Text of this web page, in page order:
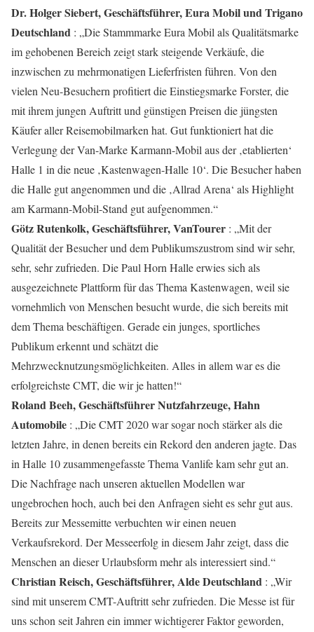
Dr. Holger Siebert, Geschäftsführer, Eura Mobil und Trigano
Deutschland : „Die Stammmarke Eura Mobil als Qualitätsmarke
im gehobenen Bereich zeigt stark steigende Verkäufe, die
inzwischen zu mehrmonatigen Lieferfristen führen. Von den
vielen Neu-Besuchern profitiert die Einstiegsmarke Forster, die
mit ihrem jungen Auftritt und günstigen Preisen die jüngsten
Käufer aller Reisemobilmarken hat. Gut funktioniert hat die
Verlegung der Van-Marke Karmann-Mobil aus der ‚etablierten‘
Halle 1 in die neue ‚Kastenwagen-Halle 10‘. Die Besucher haben
die Halle gut angenommen und die ‚Allrad Arena‘ als Highlight
am Karmann-Mobil-Stand gut aufgenommen.“
Götz Rutenkolk, Geschäftsführer, VanTourer : „Mit der
Qualität der Besucher und dem Publikumszustrom sind wir sehr,
sehr, sehr zufrieden. Die Paul Horn Halle erwies sich als
ausgezeichnete Plattform für das Thema Kastenwagen, weil sie
vornehmlich von Menschen besucht wurde, die sich bereits mit
dem Thema beschäftigen. Gerade ein junges, sportliches
Publikum erkennt und schätzt die
Mehrzwecknutzungsmöglichkeiten. Alles in allem war es die
erfolgreichste CMT, die wir je hatten!“
Roland Beeh, Geschäftsführer Nutzfahrzeuge, Hahn
Automobile : „Die CMT 2020 war sogar noch stärker als die
letzten Jahre, in denen bereits ein Rekord den anderen jagte. Das
in Halle 10 zusammengefasste Thema Vanlife kam sehr gut an.
Die Nachfrage nach unseren aktuellen Modellen war
ungebrochen hoch, auch bei den Anfragen sieht es sehr gut aus.
Bereits zur Messemitte verbuchten wir einen neuen
Verkaufsrekord. Der Messeerfolg in diesem Jahr zeigt, dass die
Menschen an dieser Urlaubsform mehr als interessiert sind.“
Christian Reisch, Geschäftsführer, Alde Deutschland : „Wir
sind mit unserem CMT-Auftritt sehr zufrieden. Die Messe ist für
uns schon seit Jahren ein immer wichtigerer Faktor geworden,